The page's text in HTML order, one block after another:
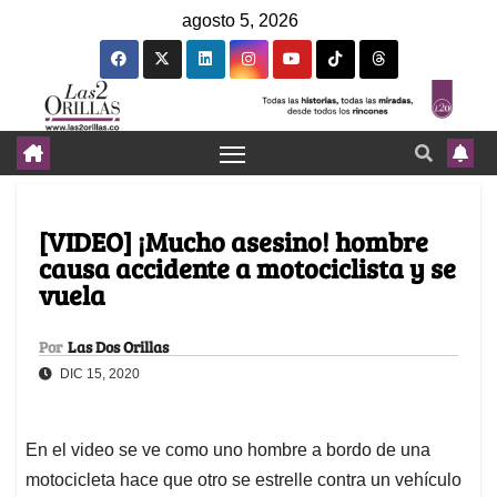
agosto 5, 2026
[VIDEO] ¡Mucho asesino! hombre
causa accidente a motociclista y se
vuela
Por Las Dos Orillas
DIC 15, 2020
En el video se ve como uno hombre a bordo de una
motocicleta hace que otro se estrelle contra un vehículo